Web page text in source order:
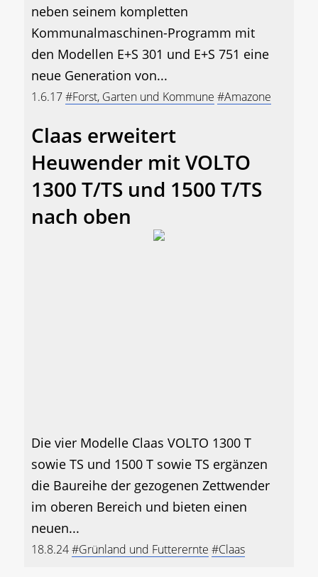
neben seinem kompletten
Kommunalmaschinen-Programm mit
den Modellen E+S 301 und E+S 751 eine
neue Generation von...
1.6.17#Forst, Garten und Kommune #Amazone
Claas erweitert
Heuwender mit VOLTO
1300 T/TS und 1500 T/TS
nach oben
Die vier Modelle Claas VOLTO 1300 T
sowie TS und 1500 T sowie TS ergänzen
die Baureihe der gezogenen Zettwender
im oberen Bereich und bieten einen
neuen...
18.8.24#Grünland und Futterernte #Claas